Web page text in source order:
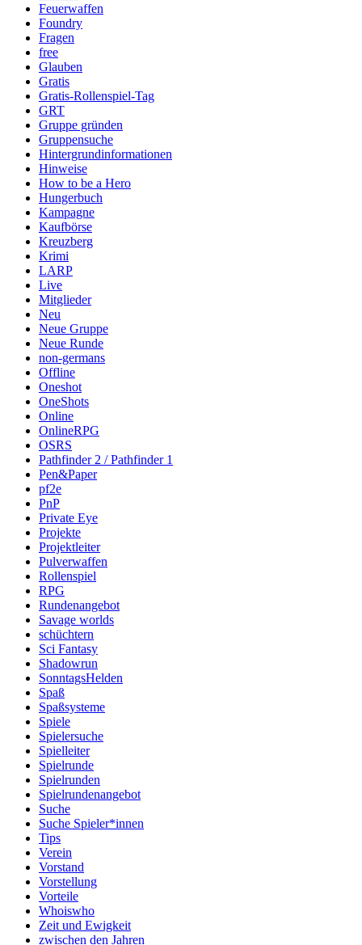
Feuerwaffen
Foundry
Fragen
free
Glauben
Gratis
Gratis-Rollenspiel-Tag
GRT
Gruppe gründen
Gruppensuche
Hintergrundinformationen
Hinweise
How to be a Hero
Hungerbuch
Kampagne
Kaufbörse
Kreuzberg
Krimi
LARP
Live
Mitglieder
Neu
Neue Gruppe
Neue Runde
non-germans
Offline
Oneshot
OneShots
Online
OnlineRPG
OSRS
Pathfinder 2 / Pathfinder 1
Pen&Paper
pf2e
PnP
Private Eye
Projekte
Projektleiter
Pulverwaffen
Rollenspiel
RPG
Rundenangebot
Savage worlds
schüchtern
Sci Fantasy
Shadowrun
SonntagsHelden
Spaß
Spaßsysteme
Spiele
Spielersuche
Spielleiter
Spielrunde
Spielrunden
Spielrundenangebot
Suche
Suche Spieler*innen
Tips
Verein
Vorstand
Vorstellung
Vorteile
Whoiswho
Zeit und Ewigkeit
zwischen den Jahren